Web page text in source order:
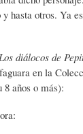
hasta otros. Ya
Los diálocos de
en la
años o más):